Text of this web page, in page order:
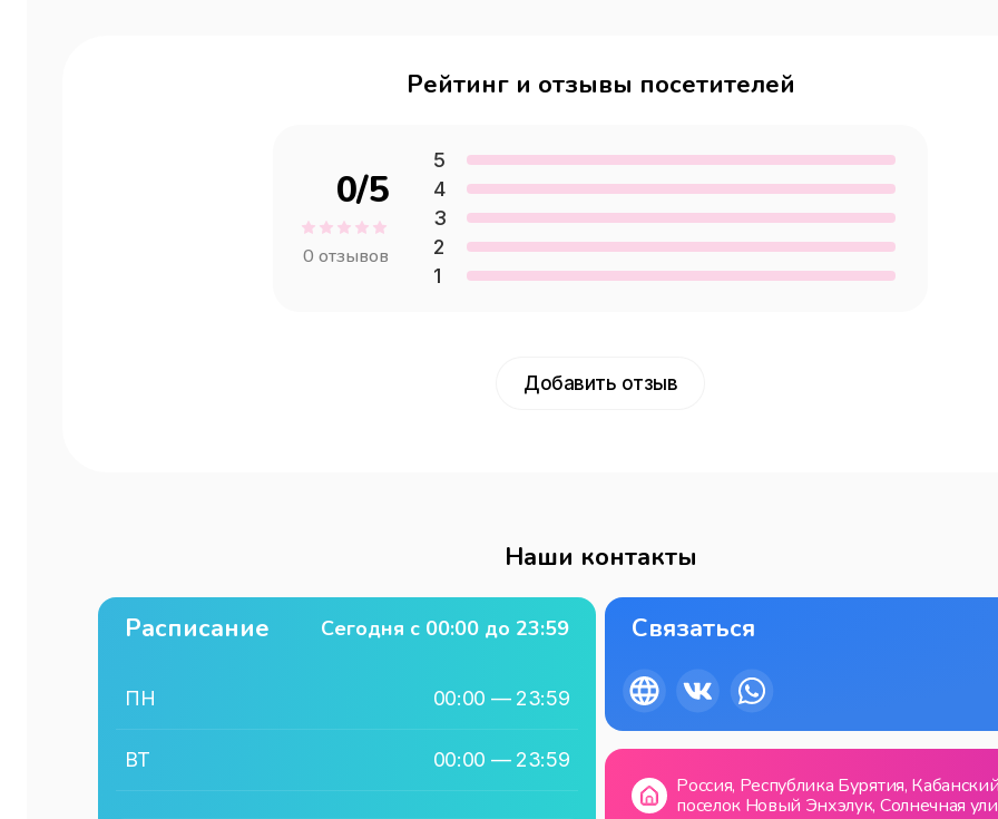
Рейтинг и отзывы посетителей
0/5
0 отзывов
5
4
3
2
1
Добавить отзыв
Наши контакты
Расписание Сегодня с 00:00 до 23:59
ПН 00:00 — 23:59
ВТ 00:00 — 23:59
Связаться
Россия, Республика Бурятия,
поселок Новый Энхэлук, Солнечная